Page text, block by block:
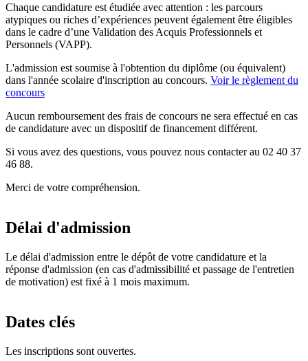
Chaque candidature est étudiée avec attention : les parcours
atypiques ou riches d’expériences peuvent également être éligibles
dans le cadre d’une Validation des Acquis Professionnels et
Personnels (VAPP).
L'admission est soumise à l'obtention du diplôme (ou équivalent)
dans l'année scolaire d'inscription au concours. Voir le règlement du
concours
Aucun remboursement des frais de concours ne sera effectué en cas
de candidature avec un dispositif de financement différent.
Si vous avez des questions, vous pouvez nous contacter au 02 40 37
46 88.
Merci de votre compréhension.
Délai d'admission
Le délai d'admission entre le dépôt de votre candidature et la
réponse d'admission (en cas d'admissibilité et passage de l'entretien
de motivation) est fixé à 1 mois maximum.
Dates clés
Les inscriptions sont ouvertes.